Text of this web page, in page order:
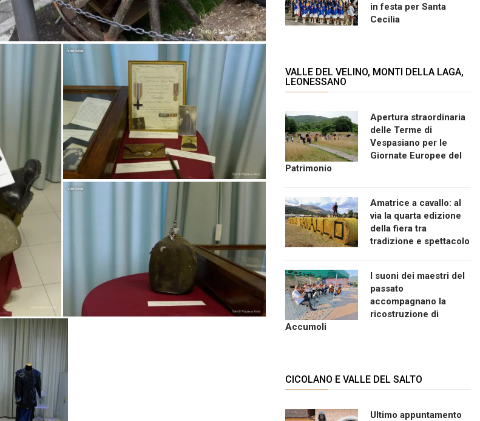
in festa per Santa
Cecilia
VALLE DEL VELINO, MONTI DELLA LAGA,
LEONESSANO
Apertura straordinaria
delle Terme di
Vespasiano per le
Giornate Europee del
Patrimonio
Amatrice a cavallo: al
via la quarta edizione
della fiera tra
tradizione e spettacolo
I suoni dei maestri del
passato
accompagnano la
ricostruzione di
Accumoli
CICOLANO E VALLE DEL SALTO
Ultimo appuntamento